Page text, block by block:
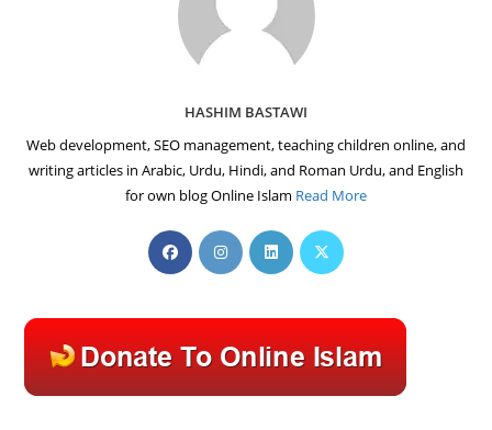
HASHIM BASTAWI
Web development, SEO management, teaching children online, and
writing articles in Arabic, Urdu, Hindi, and Roman Urdu, and English
for own blog Online Islam Read More
Opens
in
new
tab
Opens
in
new
tab
Opens
in
new
tab
Opens
new
tab